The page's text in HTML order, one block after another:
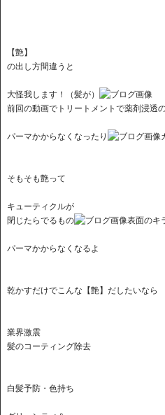
【艶】
の出し方間違うと
大怪我します！（髪が）
前回の動画でトリートメントで薬剤浸透
パーマかからなくなったり
そもそも艶って
キューティクルが
閉じたらでるもの
表面のキ
パーマかからなくなるよ
乾かすだけでこんな【艶】だしたいなら
業界激震
髪のコーティング除去
白髪予防・色持ち